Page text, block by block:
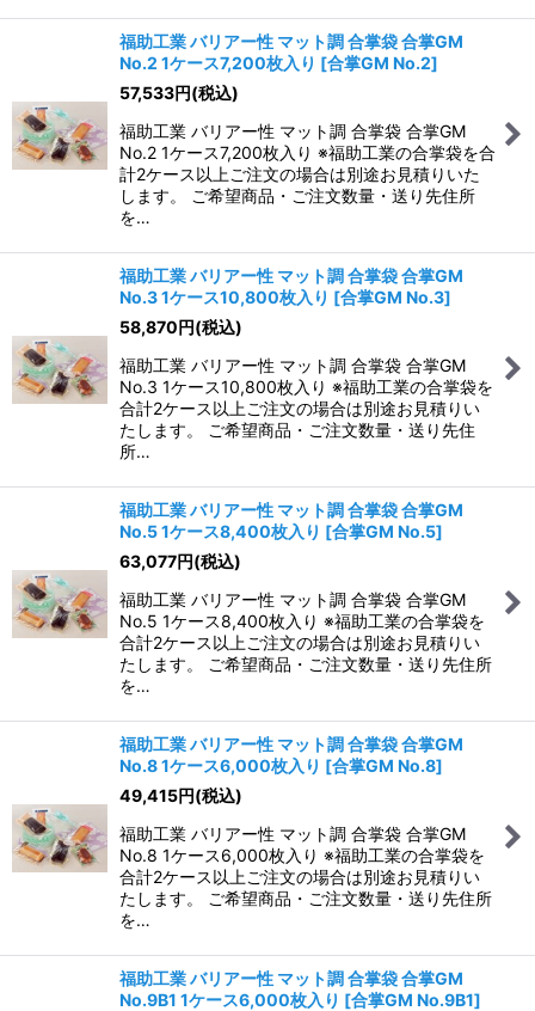
福助工業 バリアー性 マット調 合掌袋 合掌GM
No.2 1ケース7,200枚入り [合掌GM No.2]
57,533円(税込)
福助工業 バリアー性 マット調 合掌袋 合掌GM
No.2 1ケース7,200枚入り ※福助工業の合掌袋を合
計2ケース以上ご注文の場合は別途お見積りいた
します。 ご希望商品・ご注文数量・送り先住所
を…
福助工業 バリアー性 マット調 合掌袋 合掌GM
No.3 1ケース10,800枚入り [合掌GM No.3]
58,870円(税込)
福助工業 バリアー性 マット調 合掌袋 合掌GM
No.3 1ケース10,800枚入り ※福助工業の合掌袋を
合計2ケース以上ご注文の場合は別途お見積りい
たします。 ご希望商品・ご注文数量・送り先住
所…
福助工業 バリアー性 マット調 合掌袋 合掌GM
No.5 1ケース8,400枚入り [合掌GM No.5]
63,077円(税込)
福助工業 バリアー性 マット調 合掌袋 合掌GM
No.5 1ケース8,400枚入り ※福助工業の合掌袋を
合計2ケース以上ご注文の場合は別途お見積りい
たします。 ご希望商品・ご注文数量・送り先住所
を…
福助工業 バリアー性 マット調 合掌袋 合掌GM
No.8 1ケース6,000枚入り [合掌GM No.8]
49,415円(税込)
福助工業 バリアー性 マット調 合掌袋 合掌GM
No.8 1ケース6,000枚入り ※福助工業の合掌袋を
合計2ケース以上ご注文の場合は別途お見積りい
たします。 ご希望商品・ご注文数量・送り先住所
を…
福助工業 バリアー性 マット調 合掌袋 合掌GM
No.9B1 1ケース6,000枚入り [合掌GM No.9B1]